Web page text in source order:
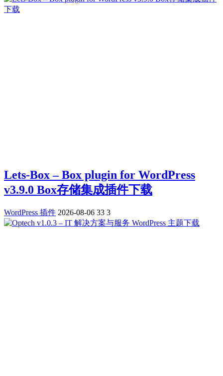
Lets-Box – Box plugin for WordPress
v3.9.0 Box存储集成插件下载
WordPress 插件 2026-08-06 33 3